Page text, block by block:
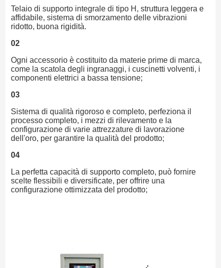
Telaio di supporto integrale di tipo H, struttura leggera e
affidabile, sistema di smorzamento delle vibrazioni
ridotto, buona rigidità.
02
Ogni accessorio è costituito da materie prime di marca,
come la scatola degli ingranaggi, i cuscinetti volventi, i
componenti elettrici a bassa tensione;
03
Sistema di qualità rigoroso e completo, perfeziona il
processo completo, i mezzi di rilevamento e la
configurazione di varie attrezzature di lavorazione
dell'oro, per garantire la qualità del prodotto;
04
La perfetta capacità di supporto completo, può fornire
scelte flessibili e diversificate, per offrire una
configurazione ottimizzata del prodotto;